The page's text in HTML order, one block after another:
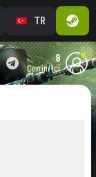
TR
8
çevrim içi